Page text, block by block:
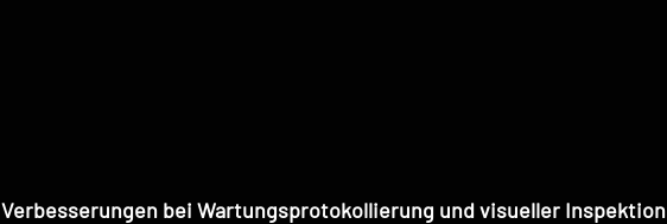
Verbesserungen bei Wartungsprotokollierung und visueller Inspektion